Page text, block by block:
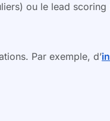
ou le lead
Par exemple, d’